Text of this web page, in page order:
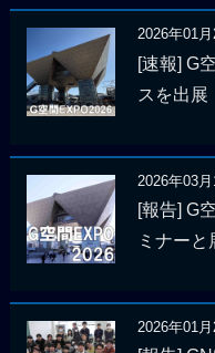
2026年01月
[速報] G
スを出展
2026年03月
[報告] G
ミナーと
2026年01月